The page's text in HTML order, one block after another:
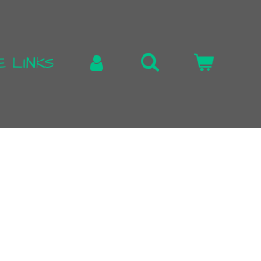
LINKS